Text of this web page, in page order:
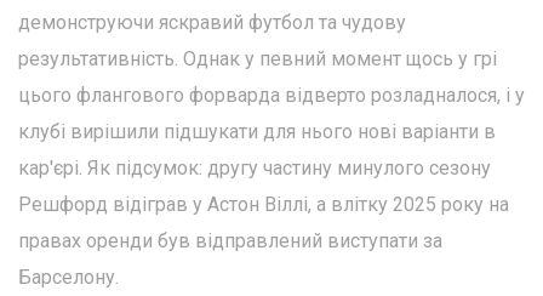
демонструючи яскравий футбол та чудову
результативність. Однак у певний момент щось у грі
цього флангового форварда відверто розладналося, і у
клубі вирішили підшукати для нього нові варіанти в
кар'єрі. Як підсумок: другу частину минулого сезону
Решфорд відіграв у Астон Віллі, а влітку 2025 року на
правах оренди був відправлений виступати за
Барселону.